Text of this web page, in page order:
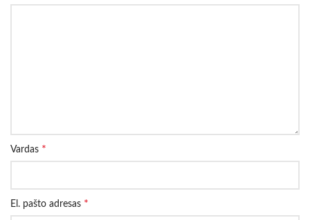
Vardas *
El. pašto adresas *